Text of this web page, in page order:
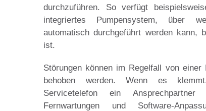
durchzuführen. So verfügt
integriertes Pumpensystem, über
automatisch durchgeführt werden kann,
ist.
Störungen können im Regelfall von
behoben werden. Wenn es
Servicetelefon ein
Fernwartungen und Software-